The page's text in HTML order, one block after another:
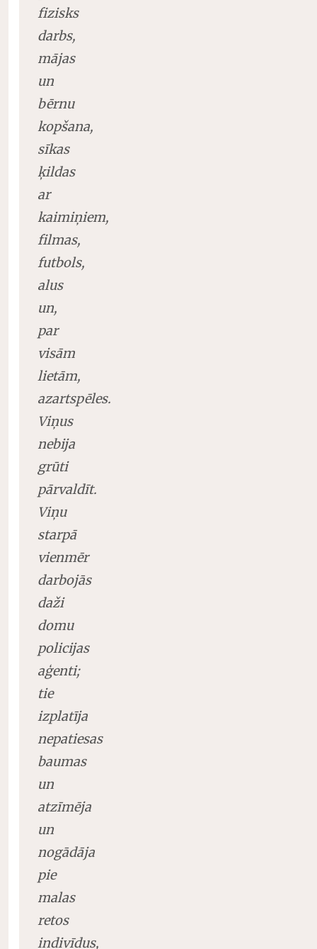
fizisks
darbs,
mājas
un
bērnu
kopšana,
sīkas
ķildas
ar
kaimiņiem,
filmas,
futbols,
alus
un,
par
visām
lietām,
azartspēles.
Viņus
nebija
grūti
pārvaldīt.
Viņu
starpā
vienmēr
darbojās
daži
domu
policijas
aģenti;
tie
izplatīja
nepatiesas
baumas
un
atzīmēja
un
nogādāja
pie
malas
retos
indivīdus,